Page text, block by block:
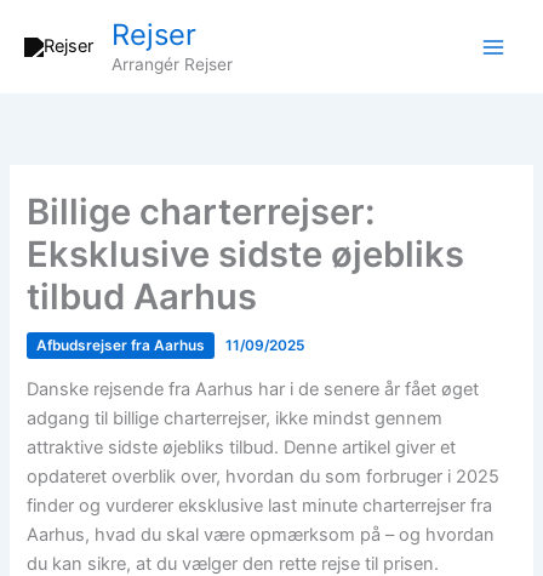
Rejser
Arrangér Rejser
Billige charterrejser:
Eksklusive sidste øjebliks
tilbud Aarhus
Afbudsrejser fra Aarhus 11/09/2025
Danske rejsende fra Aarhus har i de senere år fået øget
adgang til billige charterrejser, ikke mindst gennem
attraktive sidste øjebliks tilbud. Denne artikel giver et
opdateret overblik over, hvordan du som forbruger i 2025
finder og vurderer eksklusive last minute charterrejser fra
Aarhus, hvad du skal være opmærksom på – og hvordan
du kan sikre, at du vælger den rette rejse til prisen.